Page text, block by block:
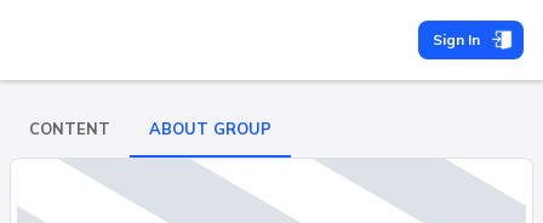
Sign In
CONTENT ABOUT GROUP